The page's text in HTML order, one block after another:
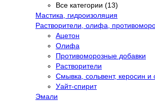
Все категории (13)
Мастика, гидроизоляция
Растворители, олифа,
Ацетон
Олифа
Противоморозные добавки
Растворители
Смывка, сольвент, керосин и
Уайт-спирит
Эмали